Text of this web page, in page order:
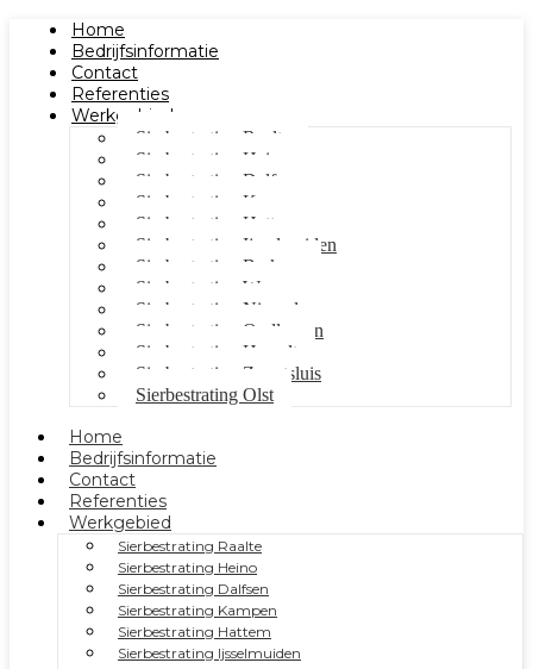
Home
Bedrijfsinformatie
Contact
Referenties
Werkgebied
Sierbestrating Raalte
Sierbestrating Heino
Sierbestrating Dalfsen
Sierbestrating Kampen
Sierbestrating Hattem
Sierbestrating Ijsselmuiden
Sierbestrating Berkum
Sierbestrating Wezep
Sierbestrating Nieuwleusen
Sierbestrating Oudleusen
Sierbestrating Hasselt
Sierbestrating Zwartsluis
Sierbestrating Olst
Home
Bedrijfsinformatie
Contact
Referenties
Werkgebied
Sierbestrating Raalte
Sierbestrating Heino
Sierbestrating Dalfsen
Sierbestrating Kampen
Sierbestrating Hattem
Sierbestrating Ijsselmuiden